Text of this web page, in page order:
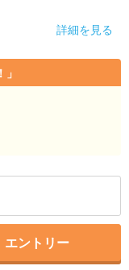
詳細を見る
」
エントリー